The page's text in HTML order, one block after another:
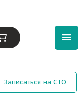
Записаться на СТО